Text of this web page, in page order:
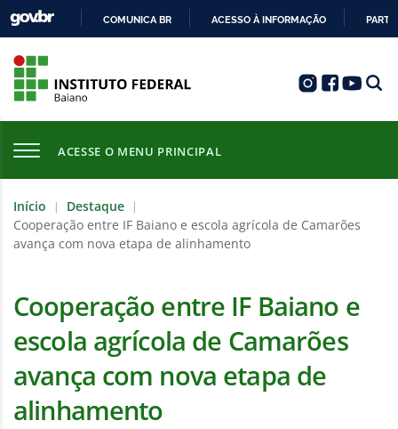
COMUNICA BR ACESSO À INFORMAÇÃO
ACESSE O MENU PRINCIPAL
Início | Destaque |
Cooperação entre IF Baiano e escola agrícola de Camarões
avança com nova etapa de alinhamento
Cooperação entre IF Baiano e
escola agrícola de Camarões
avança com nova etapa de
alinhamento